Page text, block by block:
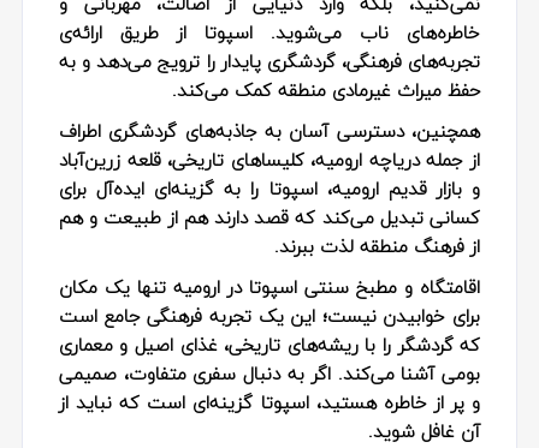
خاطره‌های ناب می‌شوید. اسپوتا از طریق ارائه‌ی
تجربه‌های فرهنگی، گردشگری پایدار را ترویج می‌دهد و به
حفظ میراث غیرمادی منطقه کمک می‌کند.
همچنین، دسترسی آسان به جاذبه‌های گردشگری اطراف
از جمله دریاچه ارومیه، کلیساهای تاریخی، قلعه زرین‌آباد
و بازار قدیم ارومیه، اسپوتا را به گزینه‌ای ایده‌آل برای
کسانی تبدیل می‌کند که قصد دارند هم از طبیعت و هم
از فرهنگ منطقه لذت ببرند.
اقامتگاه و مطبخ سنتی اسپوتا در ارومیه تنها یک مکان
برای خوابیدن نیست؛ این یک تجربه فرهنگی جامع است
که گردشگر را با ریشه‌های تاریخی، غذای اصیل و معماری
بومی آشنا می‌کند. اگر به دنبال سفری متفاوت، صمیمی
و پر از خاطره هستید، اسپوتا گزینه‌ای است که نباید از
آن غافل شوید.